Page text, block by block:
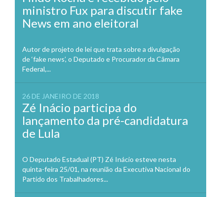
ministro Fux para discutir fake
News em ano eleitoral
Autor de projeto de lei que trata sobre a divulgação
de ‘fake news’, o Deputado e Procurador da Câmara
Federal,...
26 DE JANEIRO DE 2018
Zé Inácio participa do
lançamento da pré-candidatura
de Lula
O Deputado Estadual (PT) Zé Inácio esteve nesta
quinta-feira 25/01, na reunião da Executiva Nacional do
Partido dos Trabalhadores...